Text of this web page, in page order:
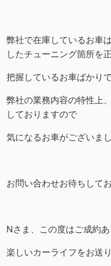
弊社で在庫しているお車
したチューニング箇所を
把握しているお車ばかりで
弊社の業務内容の特性上
しておりますので
気になるお車がございま
お問い合わせお待ちしてお
Nさま、この度はご成約
楽しいカーライフをお送り